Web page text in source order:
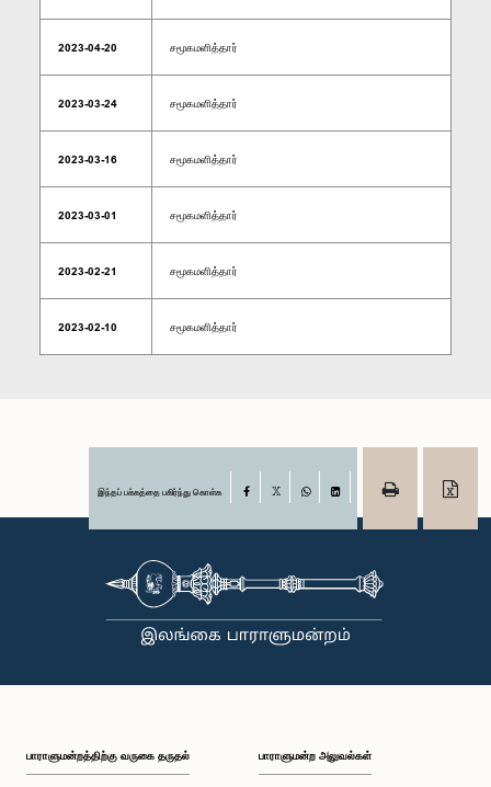
2023-04-20 சமூகமளித்தார்
2023-03-24 சமூகமளித்தார்
2023-03-16 சமூகமளித்தார்
2023-03-01 சமூகமளித்தார்
2023-02-21 சமூகமளித்தார்
2023-02-10 சமூகமளித்தார்
இந்தப் பக்கத்தை பகிர்ந்து கொள்க Facebook
பாராளுமன்றத்திற்கு வருகை தருதல் பாராளுமன்ற அலுவல்கள்